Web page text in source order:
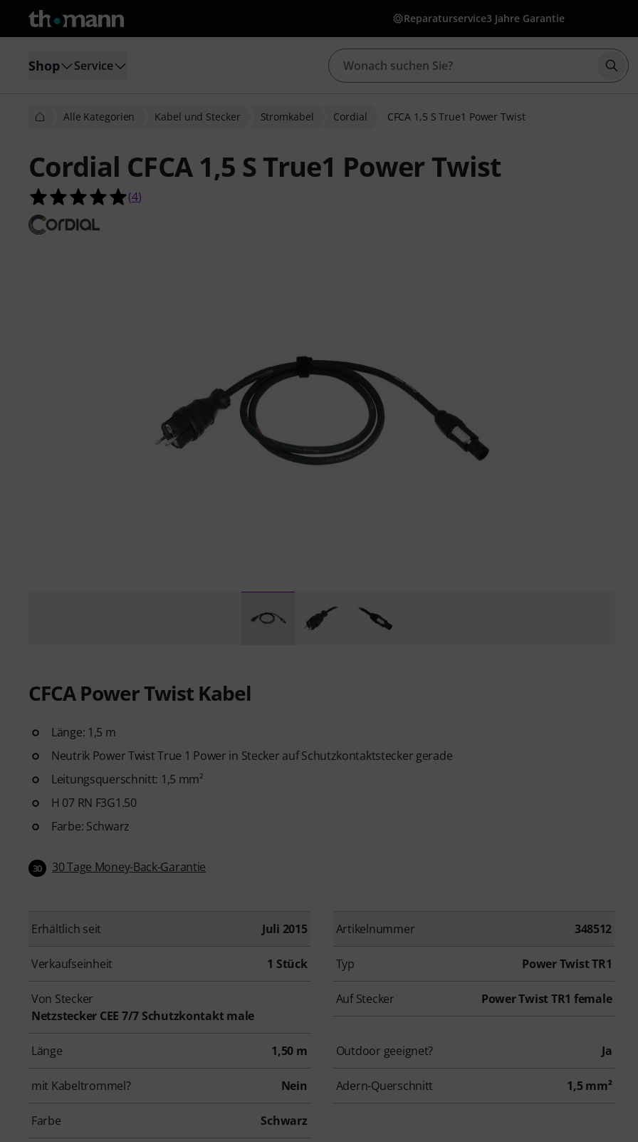
Reparaturservice3 Jahre Garantie
Shop Service
Alle Kategorien Kabel und Stecker Stromkabel Cordial CFCA 1,5 S True1 Power Twist
Cordial CFCA 1,5 S True1 Power Twist
5.0 von 5 Sternen aus 4 Kundenbewertungen
(4)
CFCA Power Twist Kabel
Länge: 1,5 m
Neutrik Power Twist True 1 Power in Stecker auf Schutzkontaktstecker gerade
Leitungsquerschnitt: 1,5 mm²
H 07 RN F3G1.50
Farbe: Schwarz
30 30 Tage Money-Back-Garantie
Erhältlich seit Juli 2015 Artikelnummer 348512
Verkaufseinheit 1 Stück Typ Power Twist TR1
Von Stecker
Netzstecker CEE 7/7 Schutzkontakt male
Auf Stecker Power Twist TR1 female
Länge 1,50 m Outdoor geeignet? Ja
mit Kabeltrommel? Nein Adern-Querschnitt 1,5 mm²
Farbe Schwarz